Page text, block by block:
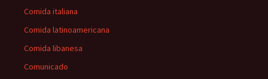
Comida italiana
Comida latinoamericana
Comida libanesa
Comunicado